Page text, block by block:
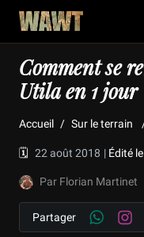
Comment se
Utila en 1 jour
Accueil Sur le terrain
🗓️ 22 août 2018 | Édité
Par Florian Martinet
Partager